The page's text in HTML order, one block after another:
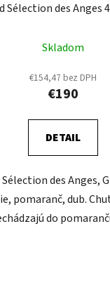
Sélection des Anges
Skladom
€154,47 bez DPH
€190
DETAIL
des Anges,
pomaranč, dub.
do